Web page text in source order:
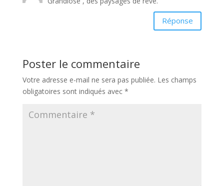
Réponse
Poster le commentaire
Votre adresse e-mail ne sera pas publiée. Les champs
obligatoires sont indiqués avec *